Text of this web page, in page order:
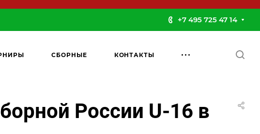
+7 495 725 47 14
СБОРНЫЕ КОНТАКТЫ
России U-16 в